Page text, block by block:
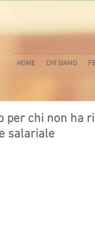
HOME CHI SIAMO
per chi non ha
salariale